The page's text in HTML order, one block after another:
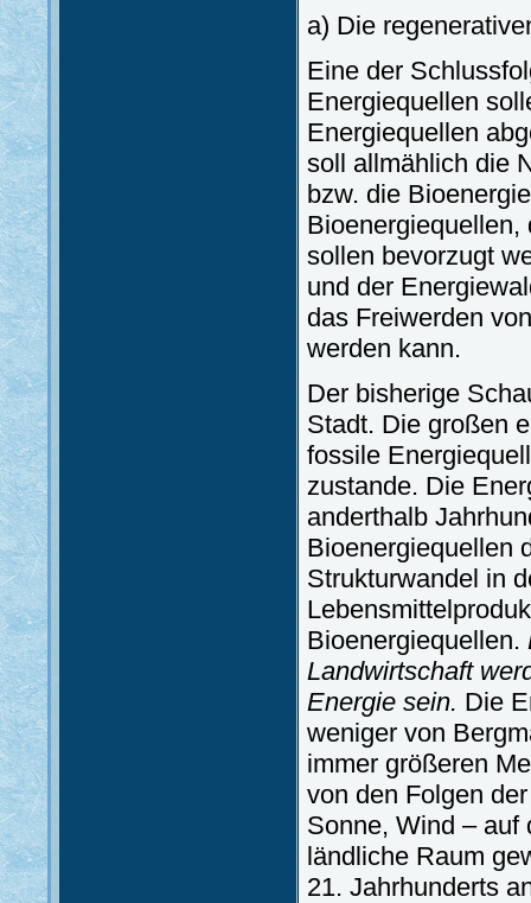
a) Die
Eine der
Energiequellen
Energiequellen
soll allmählich die
bzw. die
sollen bevorzugt
und der
das Freiwerden
werden kann.
Der bisherige
Stadt. Die großen
fossile
zustande. Die
anderthalb
Bioenergiequellen
Strukturwandel in
Bioenergiequellen.
Landwirtschaft
Energie sein. Die
weniger von
immer größeren
von den Folgen
Sonne, Wind – auf
ländliche Raum
21. Jahrhunderts